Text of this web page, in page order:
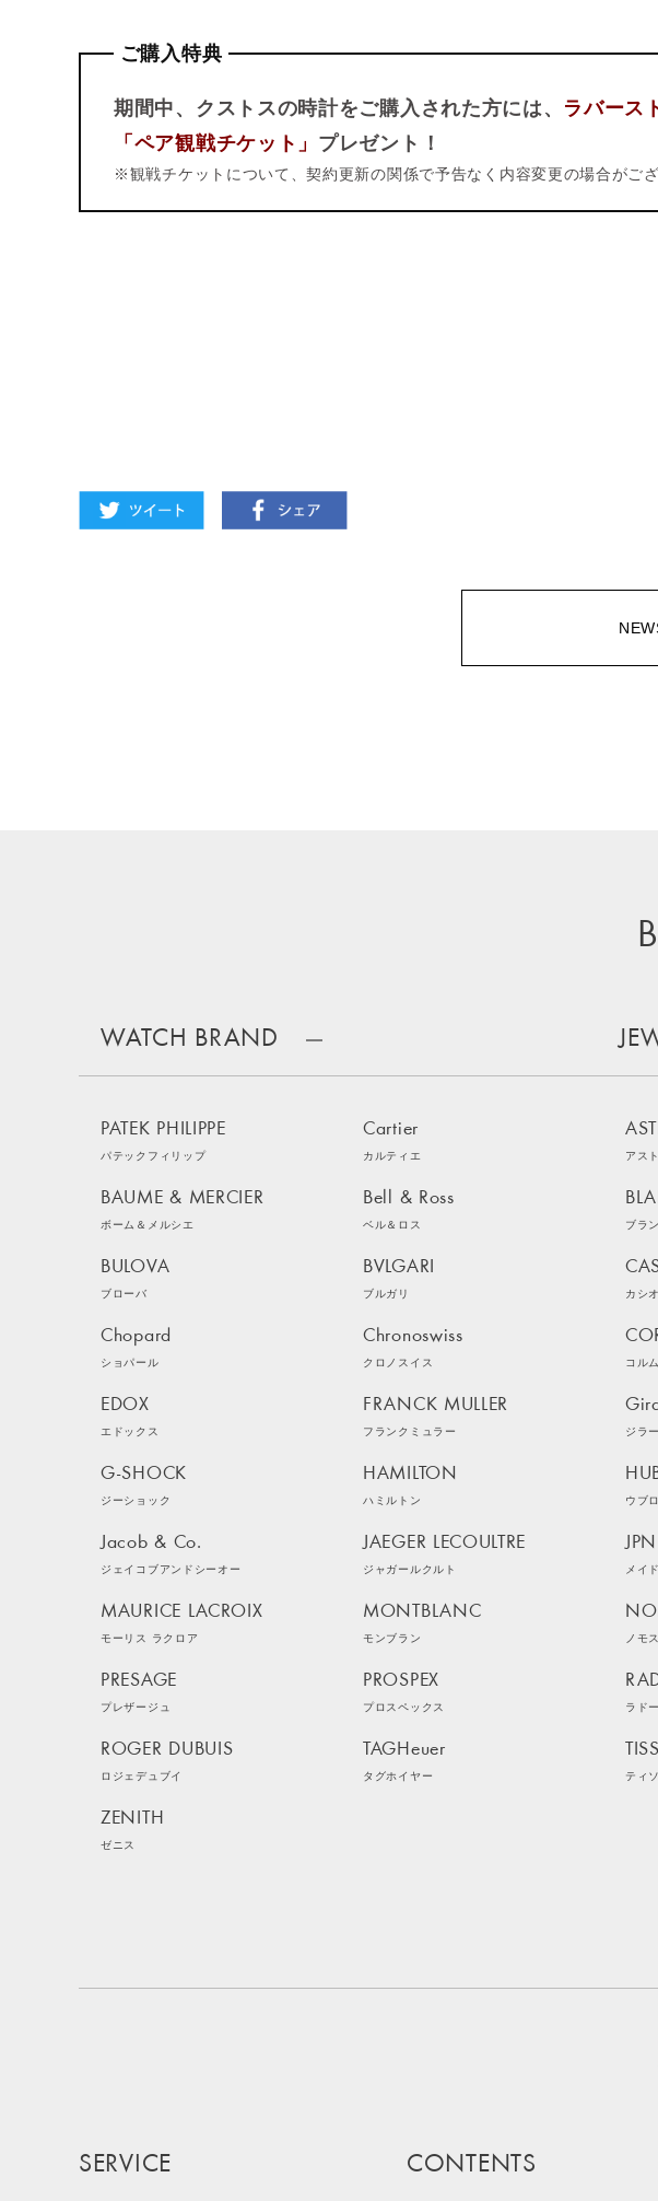
ご購入特典
期間中、クストスの時計をご購入された方には、 ラバース
「ペア観戦チケット」 プレゼント！
※観戦チケットについて、契約更新の関係で予告なく内容変更の場合がご
WATCH BRAND
PATEK PHILIPPE
パテックフィリップ
Cartier
カルティエ アス
BAUME & MERCIER
ボーム＆メルシエ
Bell & Ross
ベル＆ロス ブラ
BULOVA
ブローバ
BVLGARI
ブルガリ カシオ
Chopard
ショパール
Chronoswiss
クロノスイス コルム
EDOX
エドックス
FRANCK MULLER
フランクミュラー ジラ
G-SHOCK
ジーショック
HAMILTON
ハミルトン ウブロ
Jacob & Co.
ジェイコブアンドシーオー
JAEGER LECOULTRE
ジャガールクルト
JPN
メイ
MAURICE LACROIX
モーリス ラクロア
MONTBLANC
モンブラン ノモス
PRESAGE
プレザージュ
PROSPEX
プロスペックス ラドー
ROGER DUBUIS
ロジェデュブイ
TAGHeuer
タグホイヤー ティソ
ZENITH
ゼニス
SERVICE CONTENTS